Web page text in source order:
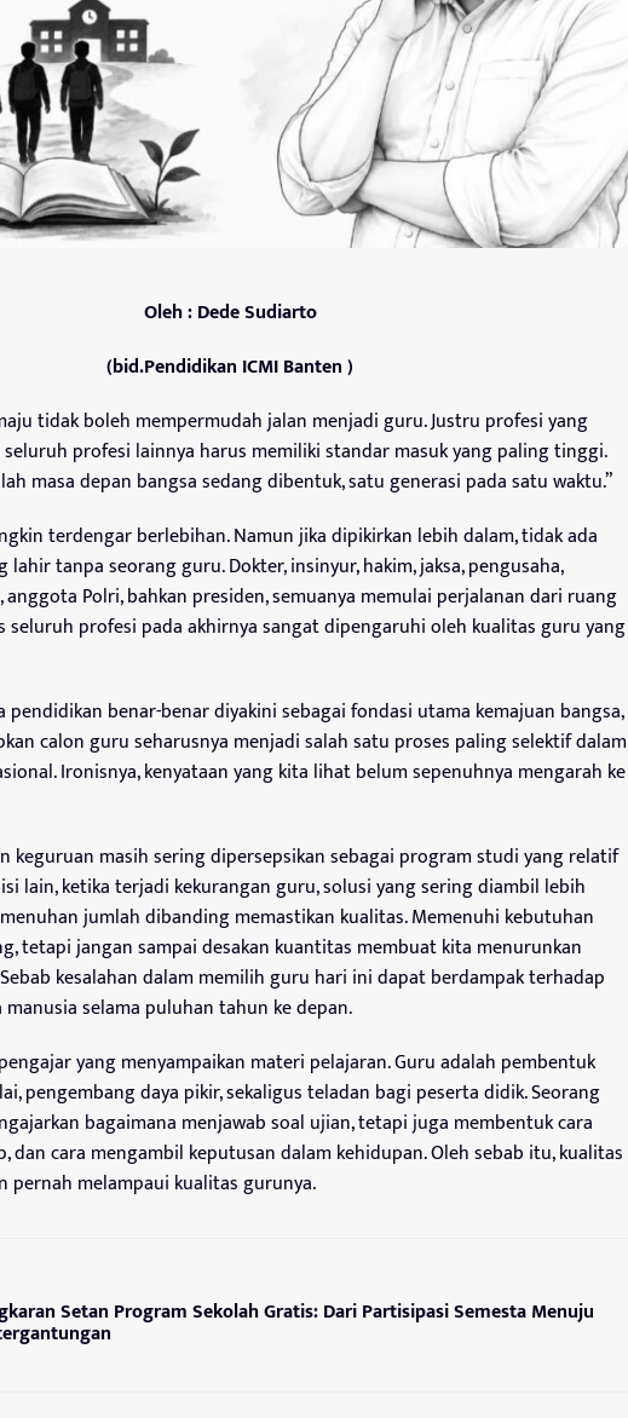
Oleh : Dede Sudiarto
(bid.Pendidikan ICMI Banten )
tidak boleh mempermudah jalan menjadi guru. Justru profesi yang
profesi lainnya harus memiliki standar masuk yang paling tinggi.
masa depan bangsa sedang dibentuk, satu generasi pada satu waktu.”
terdengar berlebihan. Namun jika dipikirkan lebih dalam, tidak ada
tanpa seorang guru. Dokter, insinyur, hakim, jaksa, pengusaha,
Polri, bahkan presiden, semuanya memulai perjalanan dari ruang
seluruh profesi pada akhirnya sangat dipengaruhi oleh kualitas guru yang
pendidikan benar-benar diyakini sebagai fondasi utama kemajuan bangsa,
calon guru seharusnya menjadi salah satu proses paling selektif dalam
Ironisnya, kenyataan yang kita lihat belum sepenuhnya mengarah ke
keguruan masih sering dipersepsikan sebagai program studi yang relatif
lain, ketika terjadi kekurangan guru, solusi yang sering diambil lebih
jumlah dibanding memastikan kualitas. Memenuhi kebutuhan
tetapi jangan sampai desakan kuantitas membuat kita menurunkan
kesalahan dalam memilih guru hari ini dapat berdampak terhadap
selama puluhan tahun ke depan.
yang menyampaikan materi pelajaran. Guru adalah pembentuk
pengembang daya pikir, sekaligus teladan bagi peserta didik. Seorang
bagaimana menjawab soal ujian, tetapi juga membentuk cara
dan cara mengambil keputusan dalam kehidupan. Oleh sebab itu, kualitas
pernah melampaui kualitas gurunya.
Setan Program Sekolah Gratis: Dari Partisipasi Semesta Menuju